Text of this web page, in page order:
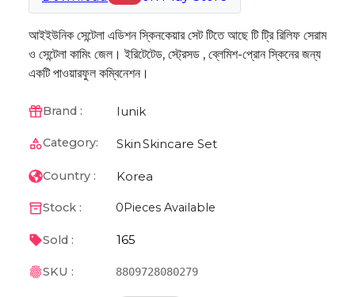
আইইউনিক সেন্টেলা এডিশন স্কিনকেয়ার সেট টিতে আছে টি ট্রি রিলিফ সেরাম
ও সেন্টেলা কামিং জেল। ইরিটেটেড, স্ট্রেসড , ব্লেমিশ-প্রোন স্কিনের জন্য
একটি পাওয়ারফুল কম্বিনেশন।
Brand : Iunik
Category: SkinSkincare Set
Country : Korea
Stock : 0 Pieces Available
Sold : 165
SKU : 8809728080279